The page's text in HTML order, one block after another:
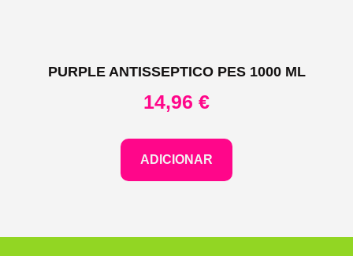
PURPLE ANTISSEPTICO PES 1000 ML
14,96 €
ADICIONAR